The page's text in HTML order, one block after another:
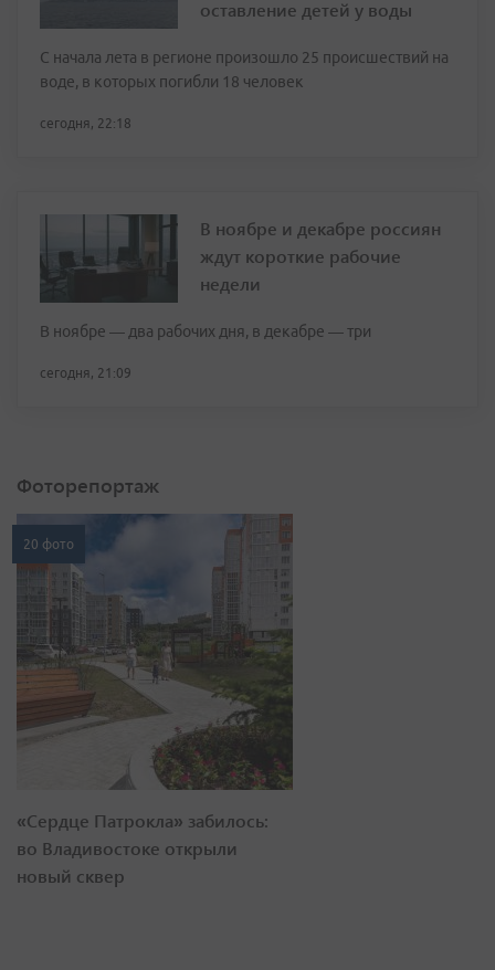
оставление детей у воды
С начала лета в регионе произошло 25 происшествий на
воде, в которых погибли 18 человек
сегодня, 22:18
В ноябре и декабре россиян
ждут короткие рабочие
недели
В ноябре — два рабочих дня, в декабре — три
сегодня, 21:09
Фоторепортаж
20 фото
«Сердце Патрокла» забилось:
во Владивостоке открыли
новый сквер